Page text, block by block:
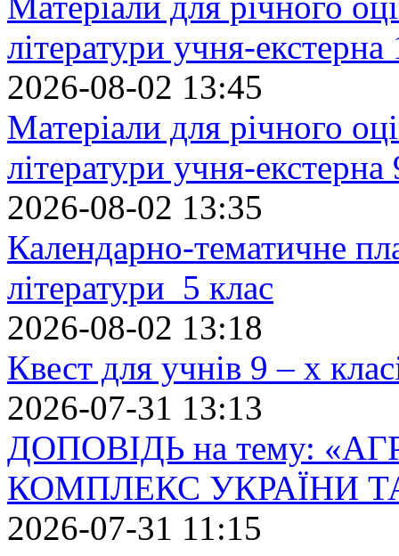
літератури учня-екстерна
2026-08-02 13:45
Матеріали для річного
літератури учня-екстерна
2026-08-02 13:35
Календарно-тематичне
літератури 5 клас
2026-08-02 13:18
Квест для учнів 9 – х
2026-07-31 13:13
ДОПОВІДЬ на тему:
КОМПЛЕКС УКРАЇНИ
2026-07-31 11:15